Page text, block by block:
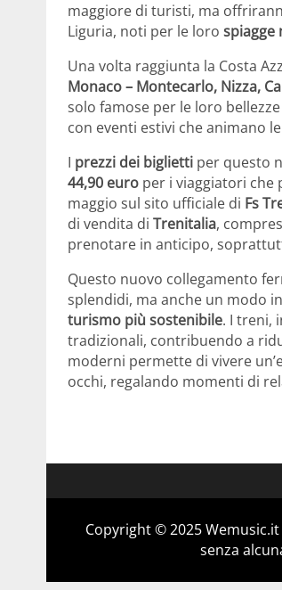
maggiore di turisti, ma
Liguria, noti per le loro spiagge
Una volta raggiunta la Costa
Monaco – Montecarlo, Nizza,
solo famose per le loro
con eventi estivi che animano
I prezzi dei biglietti per questo
44,90 euro per i viaggiatori che
maggio sul sito ufficiale di Fs
di vendita di Trenitalia,
prenotare in anticipo,
Questo nuovo collegamento
splendidi, ma anche un modo
turismo più sostenibile. I treni,
tradizionali, contribuendo a
moderni permette di vivere
occhi, regalando momenti di
Copyright © 2025
senza